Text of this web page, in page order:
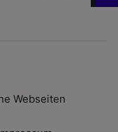
Webseiten